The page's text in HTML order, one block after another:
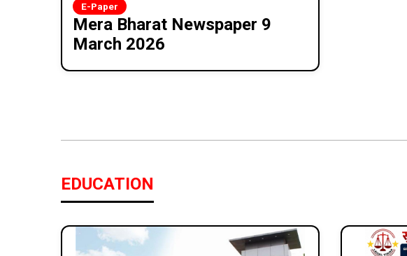
E-Paper
Mera Bharat Newspaper 9
March 2026
EDUCATION